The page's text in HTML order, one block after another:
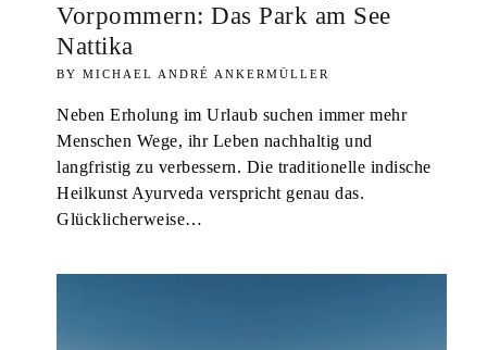
Vorpommern: Das Park am See
Nattika
MICHAEL ANDRÉ ANKERMÜLLER
Neben Erholung im Urlaub suchen immer mehr
Menschen Wege, ihr Leben nachhaltig und
langfristig zu verbessern. Die traditionelle indische
Heilkunst Ayurveda verspricht genau das.
Glücklicherweise…